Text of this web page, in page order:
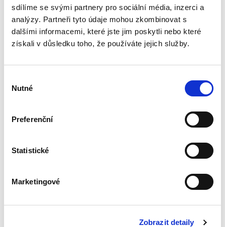
sdílíme se svými partnery pro sociální média, inzerci a
analýzy. Partneři tyto údaje mohou zkombinovat s
dalšími informacemi, které jste jim poskytli nebo které
získali v důsledku toho, že používáte jejich služby.
souhlasu
Nutné
Preferenční
Statistické
Marketingové
Zobrazit detaily
pozice regulátora, do spletité právní úpravy...
Podjatost soudců v
rozhodovací praxi
ČR
450,00 Kč
soudce pro podjatost v rozhodovací praxi